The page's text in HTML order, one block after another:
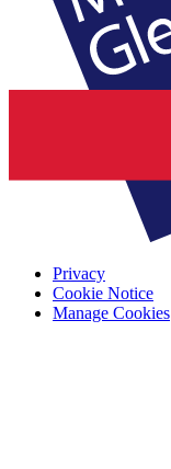
Privacy
Cookie Notice
Manage Cookies